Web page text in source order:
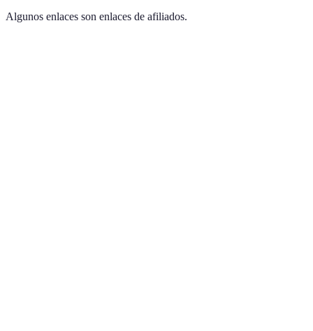
Algunos enlaces son enlaces de afiliados.